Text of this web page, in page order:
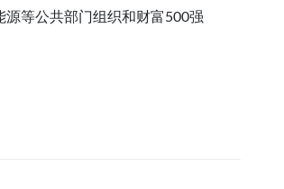
等公共部门组织和财富500强